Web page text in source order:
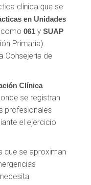
clínica que se
en Unidades
como061 ySUAP
Primaria).
Consejería de
Clínica
se registran
profesionales
el ejercicio
que se aproximan